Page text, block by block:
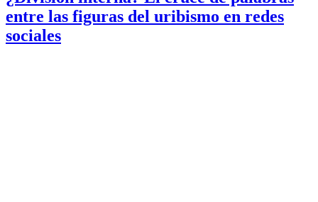
entre las figuras del uribismo en redes
sociales